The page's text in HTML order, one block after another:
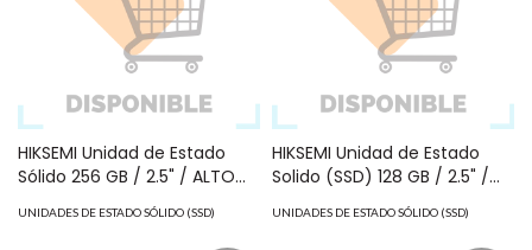
HIKSEMI Unidad de Estado
Sólido 256 GB / 2.5" / ALTO
PERFORMANCE / Para Gaming
y PC Trabajo Pesado HS-
UNIDADES DE ESTADO SÓLIDO (SSD)
HIKSEMI Unidad de Estado
Solido (SSD) 128 GB / 2.5" /
ALTO PERFORMANCE / Para
Gaming y PC Trabajo Pesado
UNIDADES DE ESTADO SÓLIDO (SSD)